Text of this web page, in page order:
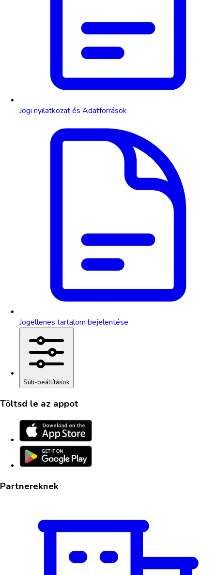
Jogi nyilatkozat és Adatforrások
Jogellenes tartalom bejelentése
Süti-beállítások
Töltsd le az appot
Partnereknek